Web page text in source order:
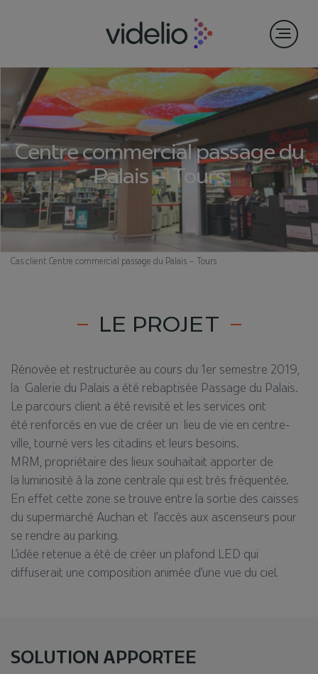
Centre commercial passage du
Palais – Tours
Cas client Centre commercial passage du Palais – Tours
LE PROJET
Rénovée et restructurée au cours du 1er semestre 2019,
la Galerie du Palais a été rebaptisée Passage du Palais.​
Le parcours client a été revisité et les services ont
été renforcés en vue de créer un lieu de vie en centre-
ville, tourné vers les citadins et leurs besoins.​
MRM, propriétaire des lieux souhaitait apporter de
la luminosité à la zone centrale qui est très fréquentée.​
En effet cette zone se trouve entre la sortie des caisses
du supermarché Auchan et l’accès aux ascenseurs pour
se rendre au parking.​
L’idée retenue a été de créer un plafond LED qui
diffuserait une composition animée d’une vue du ciel.
SOLUTION APPORTEE